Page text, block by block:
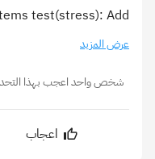
test(stress): Add ...
عرض المزيد
شخص واحد اعجب بهذا
اعجاب